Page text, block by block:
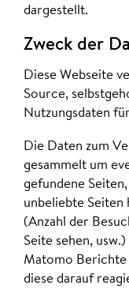
dargestellt.
Zweck der
Diese Webseite
Source,
Nutzungsdaten
Die Daten zum
gesammelt um
gefundene
unbeliebte Seiten
(Anzahl der
Seite sehen,
Matomo
diese darauf